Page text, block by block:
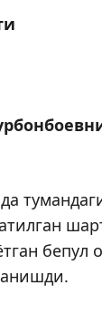
тумандаги
бепул